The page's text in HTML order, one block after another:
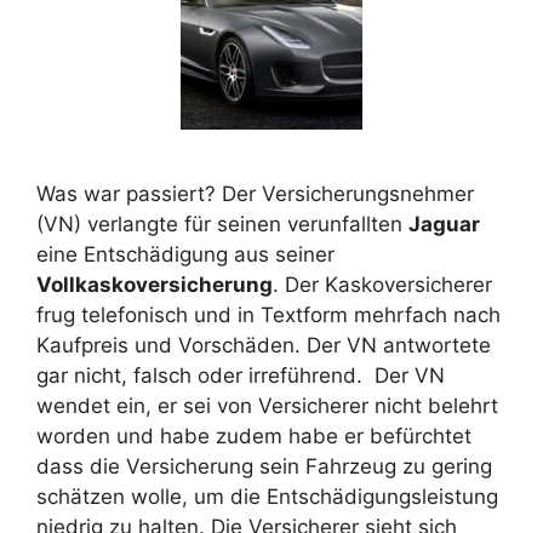
Was war passiert? Der Versicherungsnehmer
(VN) verlangte für seinen verunfallten Jaguar
eine Entschädigung aus seiner
Vollkaskoversicherung. Der Kaskoversicherer
frug telefonisch und in Textform mehrfach nach
Kaufpreis und Vorschäden. Der VN antwortete
gar nicht, falsch oder irreführend. Der VN
wendet ein, er sei von Versicherer nicht belehrt
worden und habe zudem habe er befürchtet
dass die Versicherung sein Fahrzeug zu gering
schätzen wolle, um die Entschädigungsleistung
niedrig zu halten. Die Versicherer sieht sich